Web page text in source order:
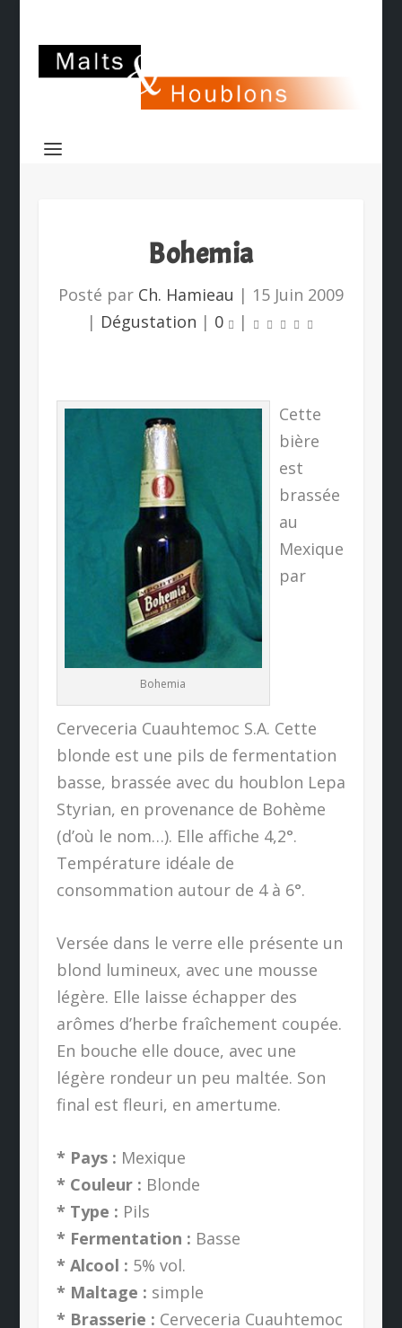
Bohemia
Posté par Ch. Hamieau | 15 Juin 2009
| Dégustation | 0 |
Bohemia
Cette
bière
est
brassée
au
Mexique
par
Cerveceria Cuauhtemoc S.A. Cette
blonde est une pils de fermentation
basse, brassée avec du houblon Lepa
Styrian, en provenance de Bohème
(d’où le nom…). Elle affiche 4,2°.
Température idéale de
consommation autour de 4 à 6°.
Versée dans le verre elle présente un
blond lumineux, avec une mousse
légère. Elle laisse échapper des
arômes d’herbe fraîchement coupée.
En bouche elle douce, avec une
légère rondeur un peu maltée. Son
final est fleuri, en amertume.
* Pays : Mexique
* Couleur : Blonde
* Type : Pils
* Fermentation : Basse
* Alcool : 5% vol.
* Maltage : simple
* Brasserie : Cerveceria Cuauhtemoc